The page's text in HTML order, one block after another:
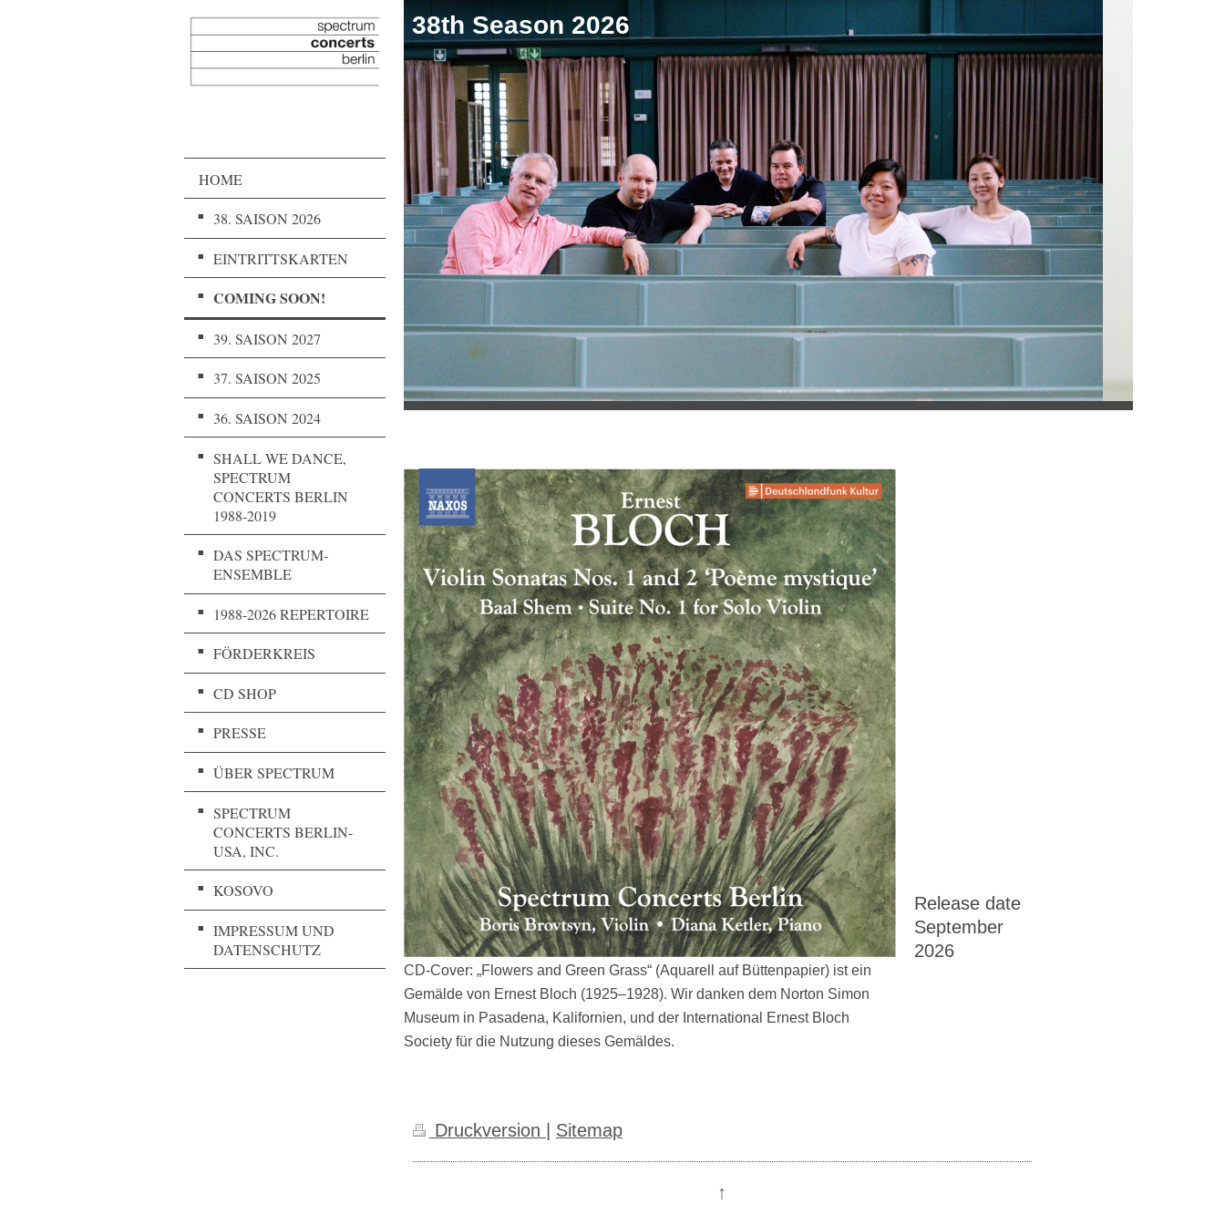
HOME
38. SAISON 2026
EINTRITTSKARTEN
COMING SOON!
39. SAISON 2027
37. SAISON 2025
36. SAISON 2024
SHALL WE DANCE,
SPECTRUM
CONCERTS BERLIN
1988-2019
DAS SPECTRUM-
ENSEMBLE
1988-2026 REPERTOIRE
FÖRDERKREIS
CD SHOP
PRESSE
ÜBER SPECTRUM
SPECTRUM
CONCERTS BERLIN-
USA, INC.
KOSOVO
IMPRESSUM UND
DATENSCHUTZ
38th Season 2026
CD-Cover: „Flowers and Green Grass“ (Aquarell auf Büttenpapier) ist ein
Gemälde von Ernest Bloch (1925–1928). Wir danken dem Norton Simon
Museum in Pasadena, Kalifornien, und der International Ernest Bloch
Society für die Nutzung dieses Gemäldes.
Release date
September
2026
Druckversion Sitemap
↑